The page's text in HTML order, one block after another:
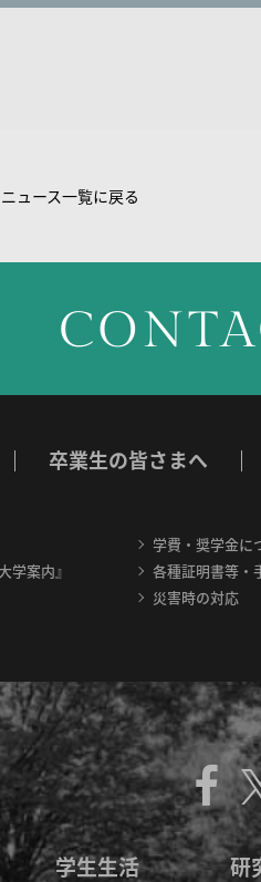
ニュース一覧に戻る
卒業生の皆さまへ
学案内』
学費・奨学金に
各種証明書等・
災害時の対応
学生生活 研